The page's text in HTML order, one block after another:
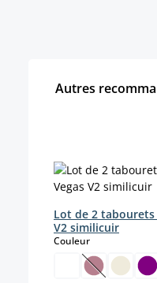
Autres
Lot de 2 tabourets
V2 similicuir
Couleurselect
(Cette